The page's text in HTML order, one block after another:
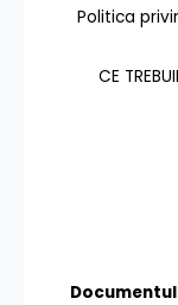
Politica
CE
Documentul